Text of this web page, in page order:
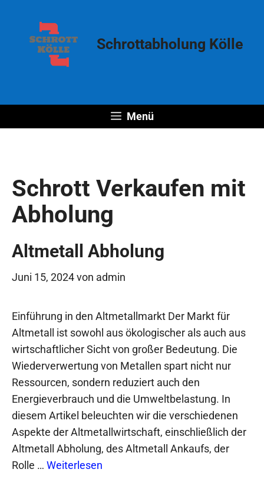
springen
Schrottabholung Kölle
Menü
Schrott Verkaufen mit
Abholung
Altmetall Abholung
Juni 15, 2024von admin
Einführung in den Altmetallmarkt Der Markt für
Altmetall ist sowohl aus ökologischer als auch aus
wirtschaftlicher Sicht von großer Bedeutung. Die
Wiederverwertung von Metallen spart nicht nur
Ressourcen, sondern reduziert auch den
Energieverbrauch und die Umweltbelastung. In
diesem Artikel beleuchten wir die verschiedenen
Aspekte der Altmetallwirtschaft, einschließlich der
Altmetall Abholung, des Altmetall Ankaufs, der
Rolle … Weiterlesen